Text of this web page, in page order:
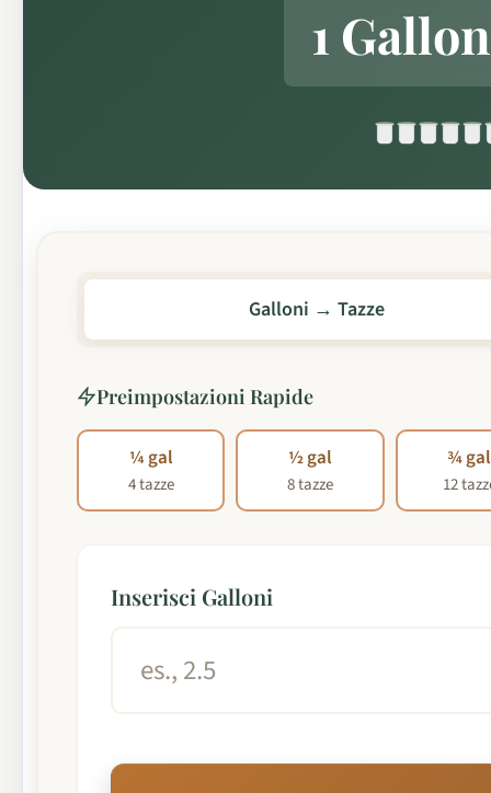
1
Galloni → Tazze
Preimpostazioni Rapide
¼ gal
4 tazze
½ gal
8 tazze
¾ gal
12
Inserisci Galloni